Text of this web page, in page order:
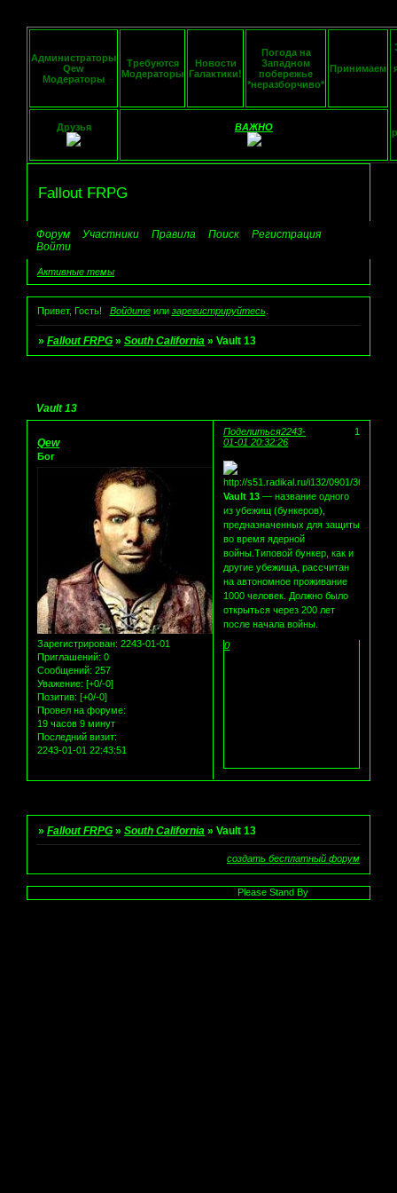
Администраторы
Qew
Модераторы
Требуются
Модераторы
Новости
Галактики!
Погода на
Западном
побережье
*неразборчиво*
Принимаем
Друзья ВАЖНО
Fallout FRPG
Форум Участники Правила Поиск
Регистрация
Войти
Активные темы
Привет, Гость! Войдитеили зарегистрируйтесь
»Fallout FRPG »South California »Vault 13
Vault 13
Поделиться 1
2243-
01-01 20:32:26
Qew
Бог
Зарегистрирован: 2243-01-01
Приглашений: 0
Сообщений: 257
Уважение: [+0/-0]
Позитив: [+0/-0]
Провел на форуме:
19 часов 9 минут
Последний визит:
2243-01-01 22:43:51
Vault 13 — название одного
из убежищ (бункеров),
предназначенных для защиты
во время ядерной
войны.Типовой бункер, как и
другие убежища, рассчитан
на автономное проживание
1000 человек. Должно было
открыться через 200 лет
после начала войны.
0
»Fallout FRPG »South California »Vault 13
создать бесплатный форум
Please Stand By